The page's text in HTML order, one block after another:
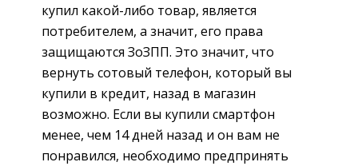
купил какой-либо товар, является
потребителем, а значит, его права
защищаются ЗоЗПП. Это значит, что
вернуть сотовый телефон, который вы
купили в кредит, назад в магазин
возможно. Если вы купили смартфон
менее, чем 14 дней назад и он вам не
понравился, необходимо предпринять